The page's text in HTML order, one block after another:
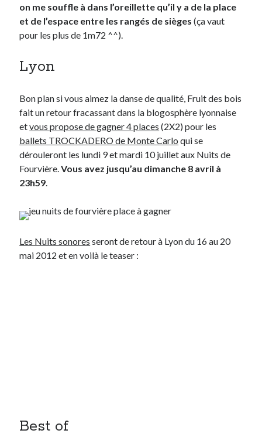
on me souffle à dans l’oreillette qu’il y a de la place
et de l’espace entre les rangés de sièges (ça vaut
pour les plus de 1m72 ^^).
Lyon
Bon plan si vous aimez la danse de qualité, Fruit des bois
fait un retour fracassant dans la blogosphère lyonnaise
etvous propose de gagner 4 places (2X2) pour les
ballets TROCKADERO de Monte Carlo qui se
dérouleront les lundi 9 et mardi 10 juillet aux Nuits de
Fourvière.Vous avez jusqu’au dimanche 8 avril à
23h59
Les Nuits sonores seront de retour à Lyon du 16 au 20
mai 2012 et en voilà le teaser :
Best of